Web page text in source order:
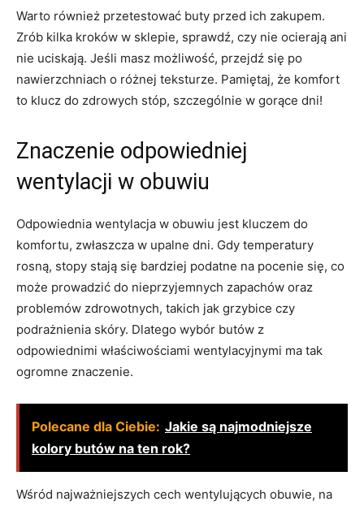
Warto również przetestować ​buty przed ich zakupem.
Zrób kilka kroków w sklepie,‌ sprawdź, czy nie ocierają ⁤ani
nie uciskają. Jeśli masz możliwość,‌ przejdź się po
nawierzchniach o różnej teksturze. Pamiętaj, że komfort⁤
to ​klucz do zdrowych stóp, szczególnie w⁣ gorące dni!
Znaczenie odpowiedniej‍
wentylacji ⁣w ​obuwiu
Odpowiednia wentylacja w obuwiu jest kluczem do
komfortu, zwłaszcza w ⁢upalne dni. ⁢Gdy temperatury
‍rosną, stopy stają się bardziej podatne na pocenie się, co
może prowadzić do nieprzyjemnych zapachów oraz
problemów zdrowotnych, takich jak grzybice czy
podrażnienia skóry. Dlatego ⁣wybór butów z
odpowiednimi właściwościami wentylacyjnymi ma ‌tak
ogromne znaczenie.
Polecane dla Ciebie: Jakie są najmodniejsze
kolory butów na ten rok?
Wśród najważniejszych cech wentylujących obuwie, na